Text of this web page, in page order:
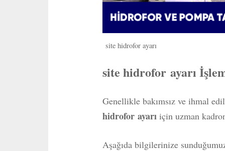
site hidrofor ayarı
site hidrofor ayarı
Genellikle bakımsız ve ihmal
hidrofor ayarı için uzman
Aşağıda bilgilerinize